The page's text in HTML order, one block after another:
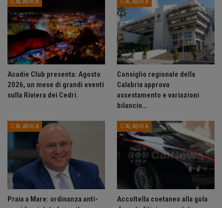
Acadie Club presenta: Agosto
2026, un mese di grandi eventi
sulla Riviera dei Cedri.
Consiglio regionale della
Calabria approva
assestamento e variazioni
bilancio…
CALABRIA
Praia a Mare: ordinanza anti-
CALABRIA
Accoltella coetaneo alla gola